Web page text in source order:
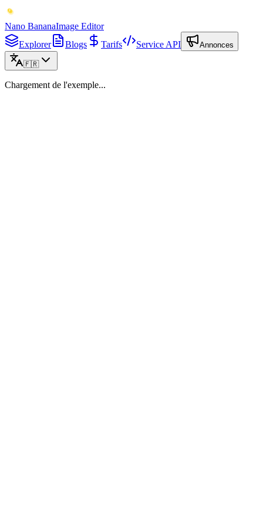
Nano BananaImage Editor
Explorer
Blogs Tarifs Service API Annonces
🇫🇷
Chargement de l'exemple...